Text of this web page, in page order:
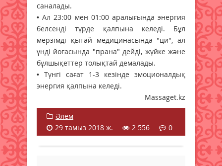
саналады.
• Ал 23:00 мен 01:00 аралығында энергия
белсенді түрде қалпына келеді. Бұл
мерзімді қытай медицинасында "ци", ал
үнді йогасында "прана" дейді, жүйке және
бұлшықеттер толықтай демалады.
• Түнгі сағат 1-3 кезінде эмоционалдық
энергия қалпына келеді.
Massaget.kz
Әлем
29 тамыз 2018 ж.
2 556 0